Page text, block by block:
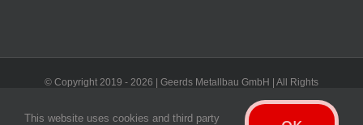
© Copyright 2019 - 2026 | Geerds Metallbau GmbH | All Rights
This website uses cookies and third party